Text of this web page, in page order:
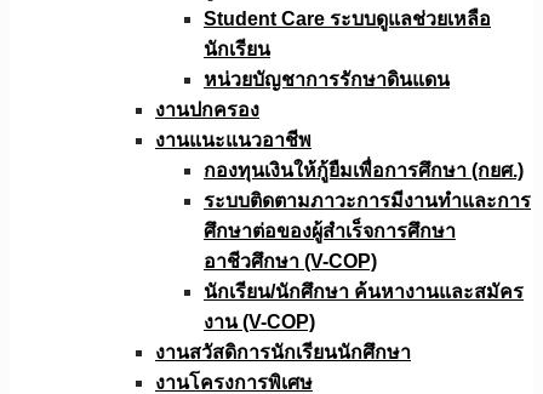
Student Care ระบบดูแลช่วยเหลือ
นักเรียน
หน่วยบัญชาการรักษาดินแดน
งานปกครอง
งานแนะแนวอาชีพ
กองทุนเงินให้กู้ยืมเพื่อการศึกษา (กยศ.)
ระบบติดตามภาวะการมีงานทำและการ
ศึกษาต่อของผู้สำเร็จการศึกษา
อาชีวศึกษา (V-COP)
นักเรียน/นักศึกษา ค้นหางานและสมัคร
งาน (V-COP)
งานสวัสดิการนักเรียนนักศึกษา
งานโครงการพิเศษ